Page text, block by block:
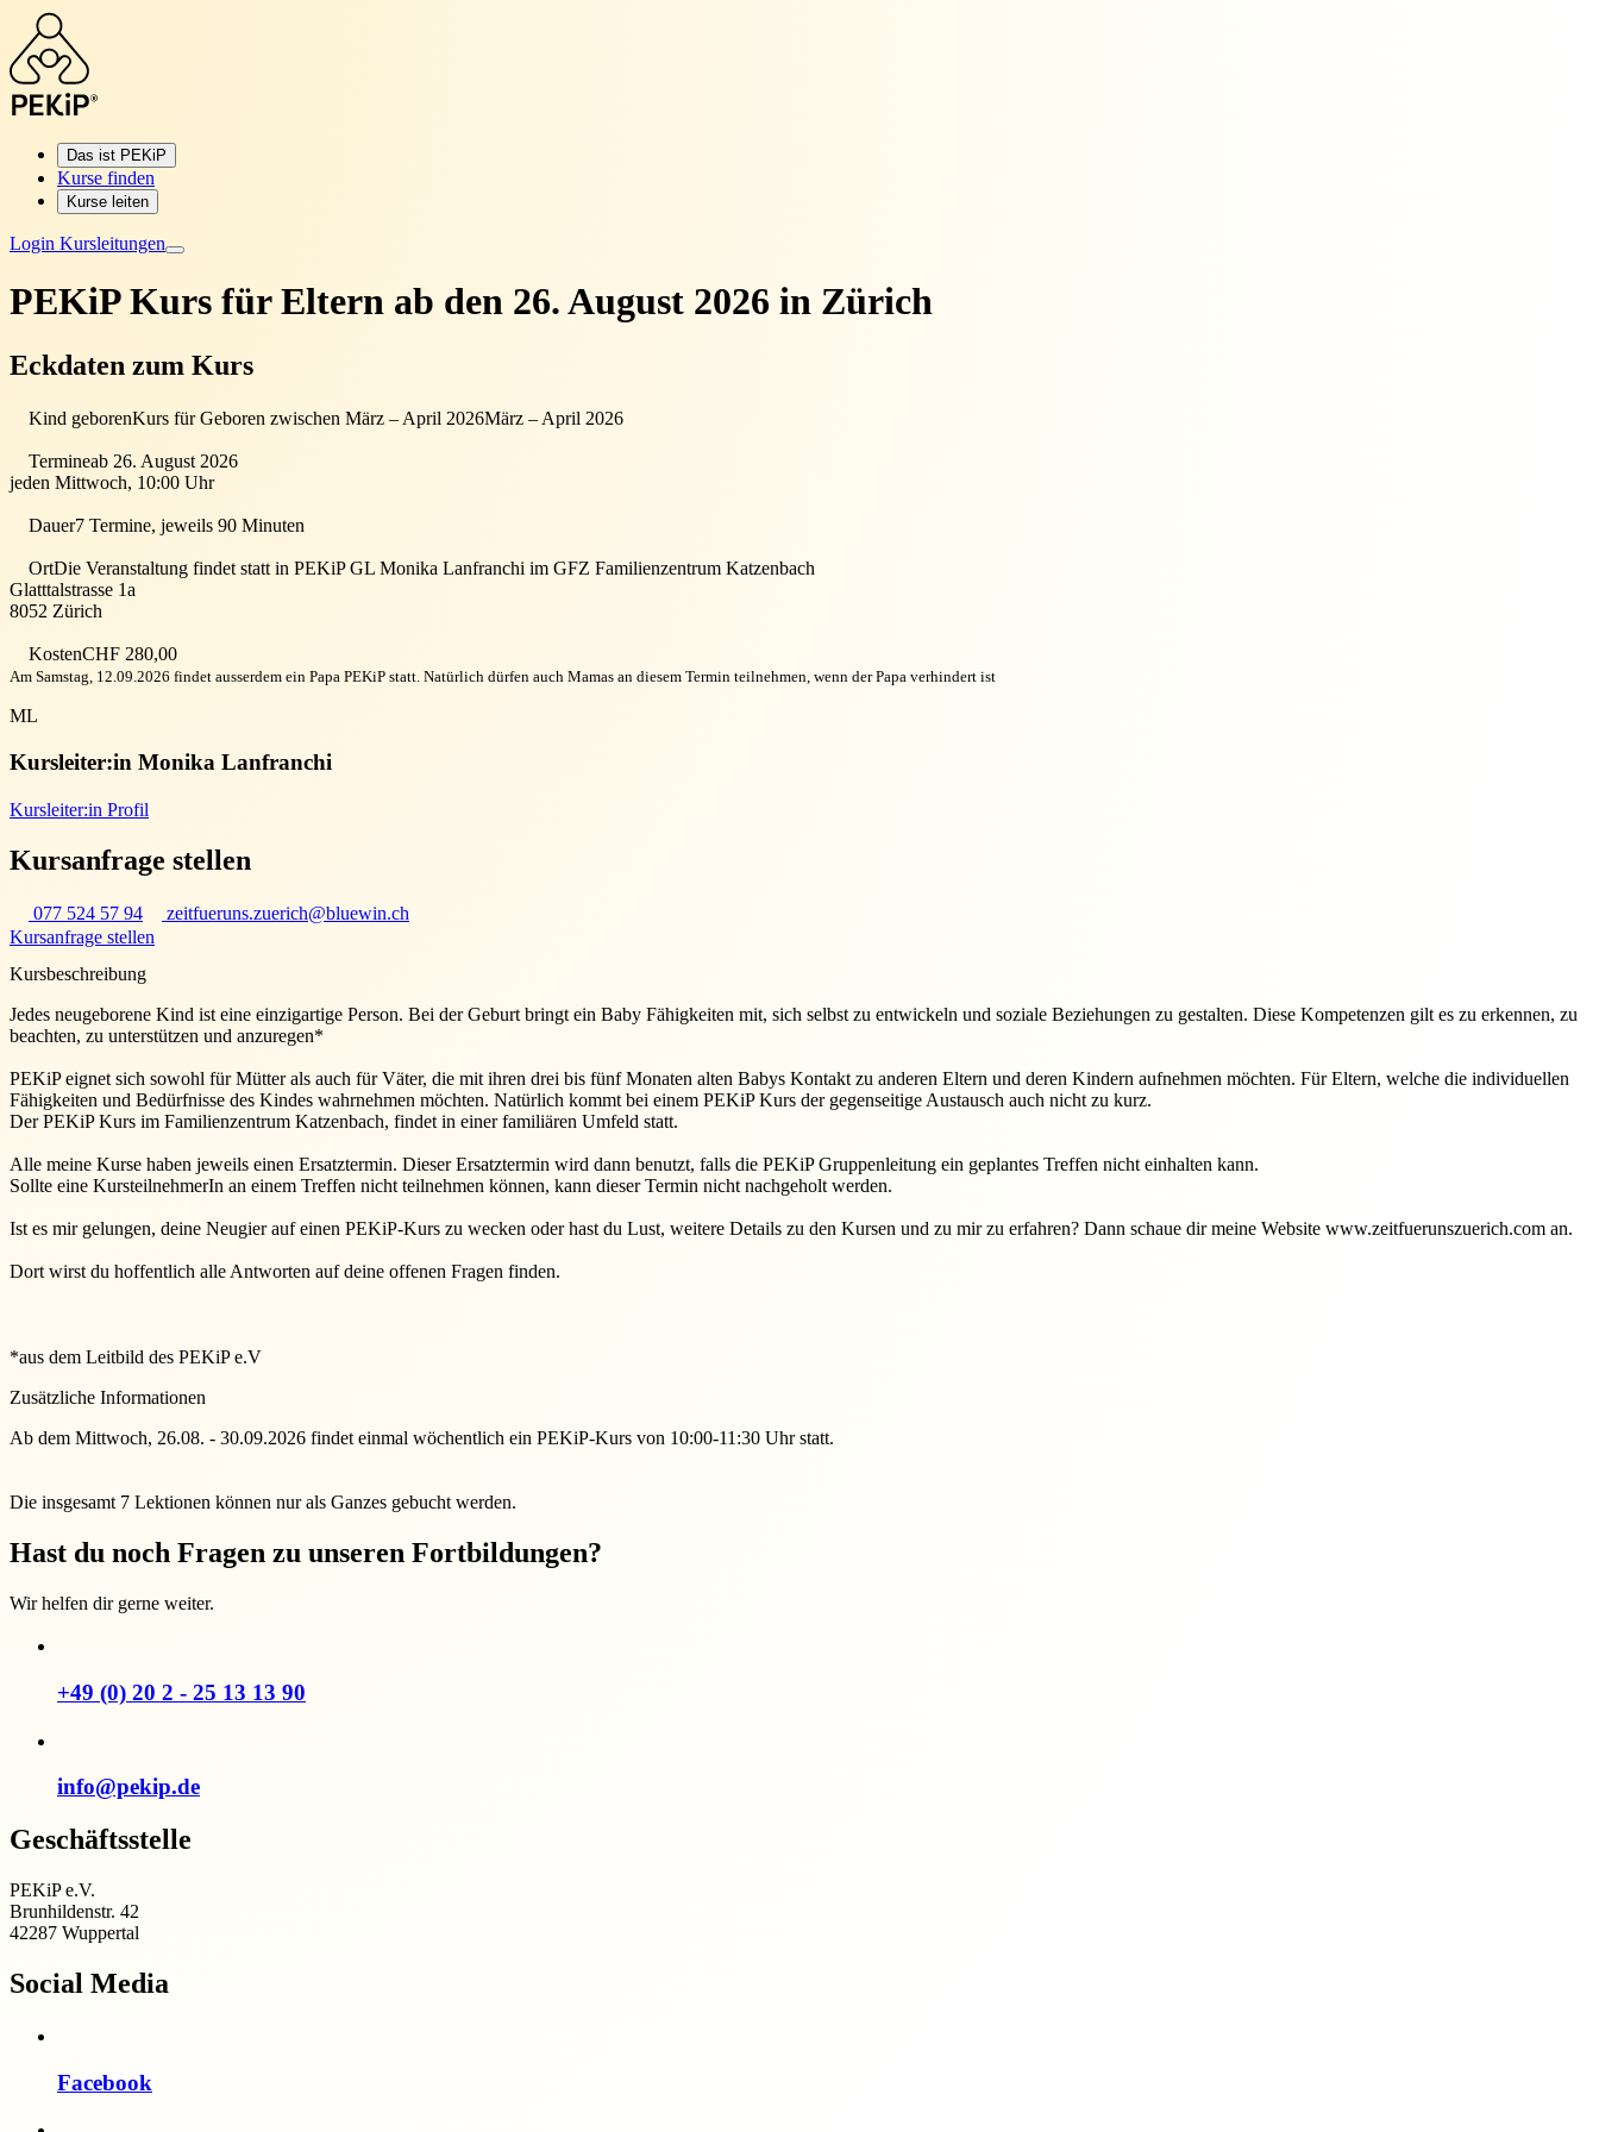
Das ist PEKiP
Kurse finden
Kurse leiten
Login Kursleitungen
PEKiP Kurs für Eltern ab den 26. August 2026 in Zürich
Eckdaten zum Kurs
Kind geborenKurs für Geboren zwischen März – April 2026März – April 2026
Termineab 26. August 2026
jeden Mittwoch, 10:00 Uhr
Dauer7 Termine, jeweils 90 Minuten
OrtDie Veranstaltung findet statt in PEKiP GL Monika Lanfranchi im GFZ Familienzentrum Katzenbach
Glatttalstrasse 1a
8052 Zürich
KostenCHF 280,00
Am Samstag, 12.09.2026 findet ausserdem ein Papa PEKiP statt. Natürlich dürfen auch Mamas an diesem Termin teilnehmen, wenn der Papa verhindert ist
ML
Kursleiter:in Monika Lanfranchi
Kursleiter:in Profil
Kursanfrage stellen
077 524 57 94
zeitfueruns.zuerich@bluewin.ch
Kursanfrage stellen
Kursbeschreibung
Jedes neugeborene Kind ist eine einzigartige Person. Bei der Geburt bringt ein Baby Fähigkeiten mit, sich selbst zu entwickeln und soziale Beziehungen zu gestalten. Diese Kompetenzen gilt es zu erkennen, zu
beachten, zu unterstützen und anzuregen*
PEKiP eignet sich sowohl für Mütter als auch für Väter, die mit ihren drei bis fünf Monaten alten Babys Kontakt zu anderen Eltern und deren Kindern aufnehmen möchten. Für Eltern, welche die individuellen
Fähigkeiten und Bedürfnisse des Kindes wahrnehmen möchten. Natürlich kommt bei einem PEKiP Kurs der gegenseitige Austausch auch nicht zu kurz.
Der PEKiP Kurs im Familienzentrum Katzenbach, findet in einer familiären Umfeld statt.
Alle meine Kurse haben jeweils einen Ersatztermin. Dieser Ersatztermin wird dann benutzt, falls die PEKiP Gruppenleitung ein geplantes Treffen nicht einhalten kann.
Sollte eine KursteilnehmerIn an einem Treffen nicht teilnehmen können, kann dieser Termin nicht nachgeholt werden.
Ist es mir gelungen, deine Neugier auf einen PEKiP-Kurs zu wecken oder hast du Lust, weitere Details zu den Kursen und zu mir zu erfahren? Dann schaue dir meine Website www.zeitfuerunszuerich.com an.
Dort wirst du hoffentlich alle Antworten auf deine offenen Fragen finden.
*aus dem Leitbild des PEKiP e.V
Zusätzliche Informationen
Ab dem Mittwoch, 26.08. - 30.09.2026 findet einmal wöchentlich ein PEKiP-Kurs von 10:00-11:30 Uhr statt.
Die insgesamt 7 Lektionen können nur als Ganzes gebucht werden.
Hast du noch Fragen zu unseren Fortbildungen?
Wir helfen dir gerne weiter.
+49 (0) 20 2 - 25 13 13 90
info@pekip.de
Geschäftsstelle
PEKiP e.V.
Brunhildenstr. 42
42287 Wuppertal
Social Media
Facebook